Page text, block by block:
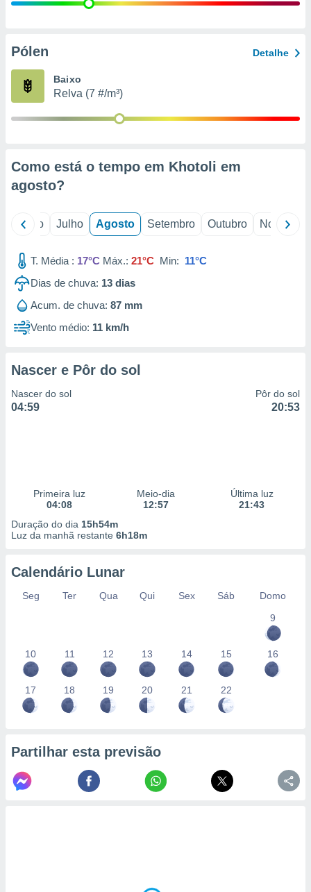
e
de
Pólen Detalhe
Baixo
Relva (7 #/m³)
Como está o tempo em Khotoli em
agosto?
Junho Julho Agosto Setembro Outubro Novembro
T. Média : 17°C Máx.: 21°C Min: 11°C
Dias de chuva: 13 dias
Acum. de chuva: 87 mm
Vento médio: 11 km/h
Nascer e Pôr do sol
Nascer do sol
04:59
Pôr do sol
20:53
Primeira luz
04:08
Meio-dia
12:57
Última luz
21:43
Duração do dia 15h54m
Luz da manhã restante 6h18m
Calendário Lunar
Seg Ter Qua Qui Sex Sáb
Domo
9
10 11 12 13 14 15 16
17 18 19 20 21 22
Partilhar esta previsão